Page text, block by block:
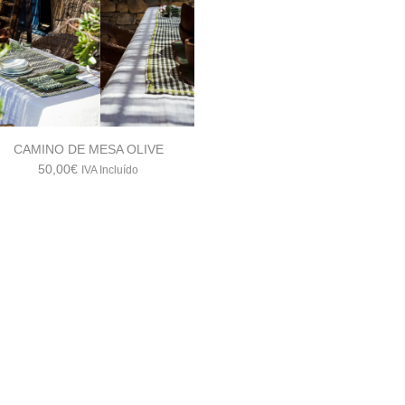
CAMINO DE MESA OLIVE
50,00€ IVA Incluído